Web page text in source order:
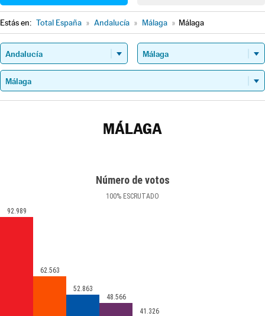
Estás en: Total España » Andalucía » Málaga » Málaga
MÁLAGA
Número de votos
100% ESCRUTADO
92.989
62.563
52.863
48.566
41.326